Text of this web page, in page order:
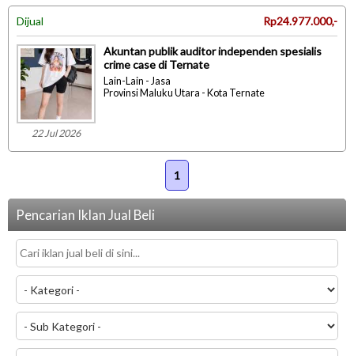
Dijual Rp24.977.000,-
22 Jul 2026
Akuntan publik auditor independen spesialis
crime case di Ternate
Lain-Lain - Jasa
Provinsi Maluku Utara - Kota Ternate
1
Pencarian Iklan Jual Beli